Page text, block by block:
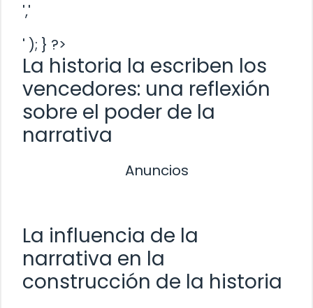
','
' ); } ?>
La historia la escriben los
vencedores: una reflexión
sobre el poder de la
narrativa
Anuncios
La influencia de la
narrativa en la
construcción de la historia